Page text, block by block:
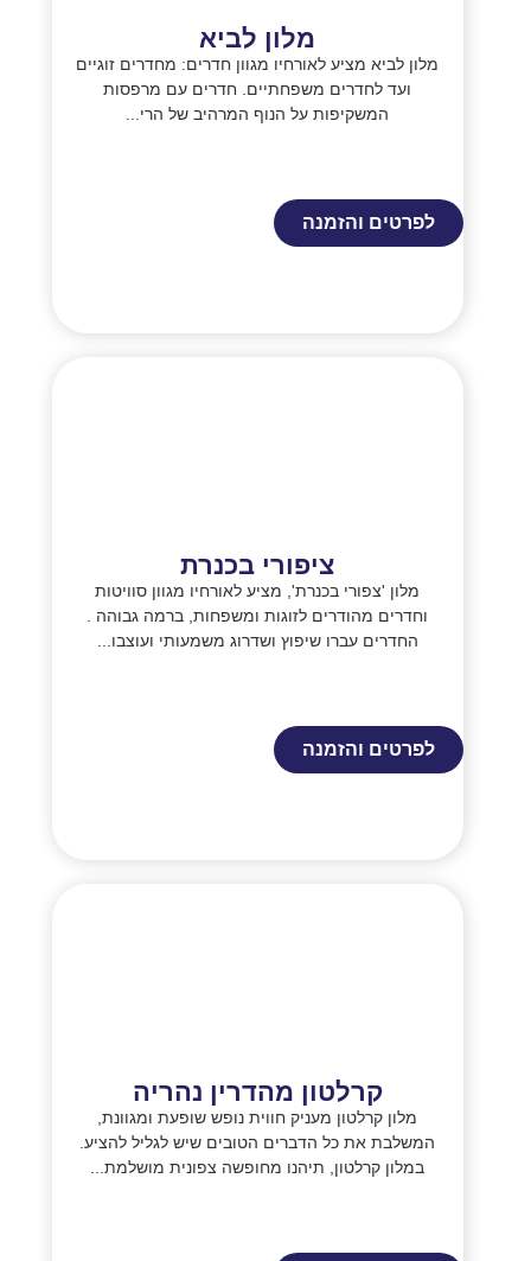
מלון לביא
מלון לביא מציע לאורחיו מגוון חדרים: מחדרים זוגיים
ועד לחדרים משפחתיים. חדרים עם מרפסות
המשקיפות על הנוף המרהיב של הרי...
לפרטים והזמנה
ציפורי בכנרת
מלון 'צפורי בכנרת', מציע לאורחיו מגוון סוויטות
וחדרים מהודרים לזוגות ומשפחות, ברמה גבוהה .
החדרים עברו שיפוץ ושדרוג משמעותי ועוצבו...
לפרטים והזמנה
קרלטון מהדרין נהריה
מלון קרלטון מעניק חווית נופש שופעת ומגוונת,
המשלבת את כל הדברים הטובים שיש לגליל להציע.
במלון קרלטון, תיהנו מחופשה צפונית מושלמת...